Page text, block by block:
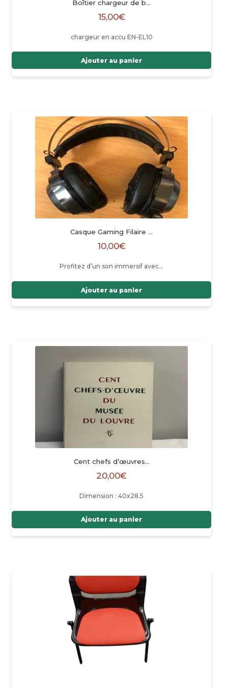
Boîtier chargeur de b…
15,00€
chargeur en accu EN-EL10
Ajouter au panier
Casque Gaming Filaire …
10,00€
Profitez d’un son immersif avec…
Ajouter au panier
Cent chefs d’œuvres…
20,00€
Dimension : 40x28.5
Ajouter au panier